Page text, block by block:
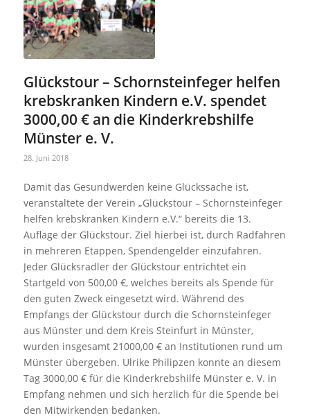
Glückstour – Schornsteinfeger helfen
krebskranken Kindern e.V. spendet
3000,00 € an die Kinderkrebshilfe
Münster e. V.
28. Juni 2018
Damit das Gesundwerden keine Glückssache ist,
veranstaltete der Verein „Glückstour – Schornsteinfeger
helfen krebskranken Kindern e.V.“ bereits die 13.
Auflage der Glückstour. Ziel hierbei ist, durch Radfahren
in mehreren Etappen, Spendengelder einzufahren.
Jeder Glücksradler der Glückstour entrichtet ein
Startgeld von 500,00 €, welches bereits als Spende für
den guten Zweck eingesetzt wird. Während des
Empfangs der Glückstour durch die Schornsteinfeger
aus Münster und dem Kreis Steinfurt in Münster,
wurden insgesamt 21000,00 € an Institutionen rund um
Münster übergeben. Ulrike Philipzen konnte an diesem
Tag 3000,00 € für die Kinderkrebshilfe Münster e. V. in
Empfang nehmen und sich herzlich für die Spende bei
den Mitwirkenden bedanken.